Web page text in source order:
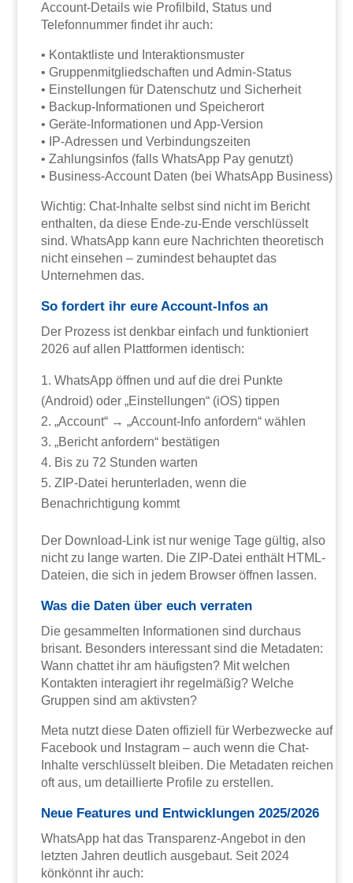
Account-Details wie Profilbild, Status und
Telefonnummer findet ihr auch:
• Kontaktliste und Interaktionsmuster
• Gruppenmitgliedschaften und Admin-Status
• Einstellungen für Datenschutz und Sicherheit
• Backup-Informationen und Speicherort
• Geräte-Informationen und App-Version
• IP-Adressen und Verbindungszeiten
• Zahlungsinfos (falls WhatsApp Pay genutzt)
• Business-Account Daten (bei WhatsApp Business)
Wichtig: Chat-Inhalte selbst sind nicht im Bericht
enthalten, da diese Ende-zu-Ende verschlüsselt
sind. WhatsApp kann eure Nachrichten theoretisch
nicht einsehen – zumindest behauptet das
Unternehmen das.
So fordert ihr eure Account-Infos an
Der Prozess ist denkbar einfach und funktioniert
2026 auf allen Plattformen identisch:
WhatsApp öffnen und auf die drei Punkte
(Android) oder „Einstellungen“ (iOS) tippen
„Account“ → „Account-Info anfordern“ wählen
„Bericht anfordern“ bestätigen
Bis zu 72 Stunden warten
ZIP-Datei herunterladen, wenn die
Benachrichtigung kommt
Der Download-Link ist nur wenige Tage gültig, also
nicht zu lange warten. Die ZIP-Datei enthält HTML-
Dateien, die sich in jedem Browser öffnen lassen.
Was die Daten über euch verraten
Die gesammelten Informationen sind durchaus
brisant. Besonders interessant sind die Metadaten:
Wann chattet ihr am häufigsten? Mit welchen
Kontakten interagiert ihr regelmäßig? Welche
Gruppen sind am aktivsten?
Meta nutzt diese Daten offiziell für Werbezwecke auf
Facebook und Instagram – auch wenn die Chat-
Inhalte verschlüsselt bleiben. Die Metadaten reichen
oft aus, um detaillierte Profile zu erstellen.
Neue Features und Entwicklungen 2025/2026
WhatsApp hat das Transparenz-Angebot in den
letzten Jahren deutlich ausgebaut. Seit 2024
könkönnt ihr auch: